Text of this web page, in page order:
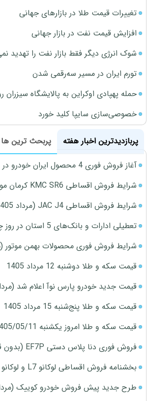
تغییرات قیمت طلا در بازارهای جهانی
افزایش قیمت نفت در بازار جهانی
شوک انرژی دیگر فقط بازار نفت را تهدید
تورم ایران در مسیر سه‌رقمی شدن
حمله پهپادی اوکراین به پالایشگاه سیزران
خصوصی‌سازی سایپا کلید خورد
پربازدیدترین اخبار هفته
پربحث ترین ها
آغاز فروش فوری 4 محصول ایران خودرو در نمایندگی‌ها
شرایط فروش اقساطی KMC SR6 کرمان موتور اعلام شد
شرایط فروش اقساطی JAC J4 (مرداد 1405)
تعطیلی ادارات و بانک‌های 5 استان در روز چهارشنبه
شرایط فروش فوری محصولات بهمن موتور
قیمت سکه و طلا دوشنبه 12 مرداد 1405
قیمت جدید خودرو پارس نوآ اعلام شد (مرداد
قیمت سکه و طلا پنج‌شنبه 15 مرداد 1405
قیمت سکه و طلا امروز یکشنبه 1405/05/11
فروش فوری دنا پلاس دستی EF7P (بدون قرعه کشی)
بخشنامه فروش اقساطی لوکانو L7 و لوکانو L8 (مرداد 1405)
طرح جدید پیش فروش خودرو کوییک (مرداد